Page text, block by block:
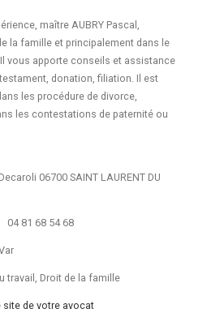
maître AUBRY Pascal,
la famille et principalement dans le
vous apporte conseils et assistance
donation, filiation. Il est
les procédure de divorce,
les contestations de paternité ou
06700 SAINT LAURENT DU
04 81 68 54 68
travail, Droit de la famille
site de votre avocat